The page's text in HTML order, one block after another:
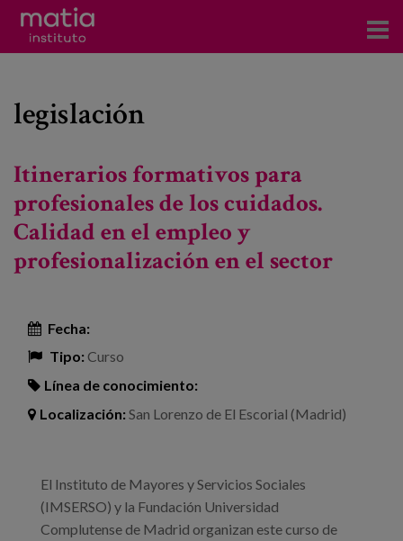
Investigación
Participación en foros
Consultoría
Formación
Noticias
Blog
Trabaja con nosotros
Canal de denuncias
legislación
Itinerarios formativos para
profesionales de los cuidados.
Calidad en el empleo y
profesionalización en el sector
Fecha:
Tipo:Curso
Línea de conocimiento:
Localización:San Lorenzo de El Escorial (Madrid)
El Instituto de Mayores y Servicios Sociales
(IMSERSO) y la Fundación Universidad
Complutense de Madrid organizan este curso de